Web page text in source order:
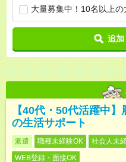
大量募集中！10名以上の
追加
【40代・50代活躍中
の生活サポート
派遣 職種未経験OK 社会人未
WEB登録・面接OK